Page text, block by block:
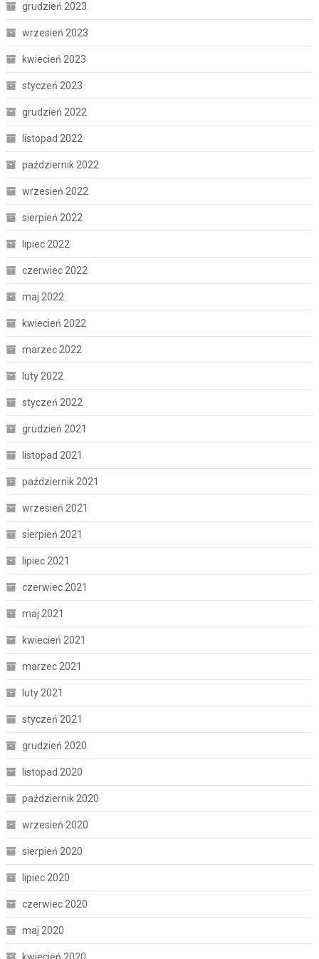
grudzień 2023
wrzesień 2023
kwiecień 2023
styczeń 2023
grudzień 2022
listopad 2022
październik 2022
wrzesień 2022
sierpień 2022
lipiec 2022
czerwiec 2022
maj 2022
kwiecień 2022
marzec 2022
luty 2022
styczeń 2022
grudzień 2021
listopad 2021
październik 2021
wrzesień 2021
sierpień 2021
lipiec 2021
czerwiec 2021
maj 2021
kwiecień 2021
marzec 2021
luty 2021
styczeń 2021
grudzień 2020
listopad 2020
październik 2020
wrzesień 2020
sierpień 2020
lipiec 2020
czerwiec 2020
maj 2020